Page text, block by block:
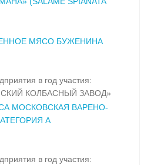
МЯСО БУЖЕНИНА
в год участия:
КОЛБАСНЫЙ ЗАВОД»
МОСКОВСКАЯ ВАРЕНО-
А
в год участия: